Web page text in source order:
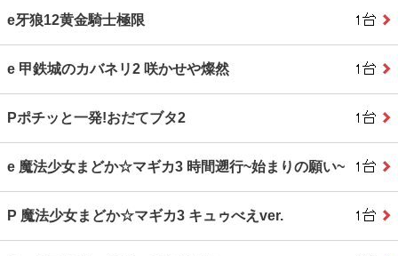
e牙狼12黄金騎士極限
e 甲鉄城のカバネリ2 咲かせや燦然
Pポチッと一発!おだてブタ2
e 魔法少女まどか☆マギカ3 時間遡行~始まりの願い~
P 魔法少女まどか☆マギカ3 キュゥべえver.